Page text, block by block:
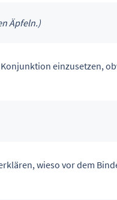
Äpfeln.)
einzusetzen,
wieso vor dem